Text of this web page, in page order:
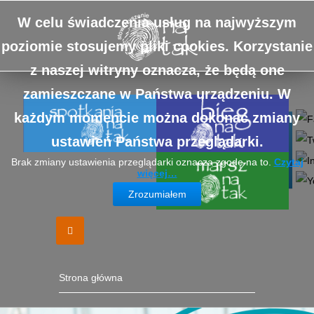
Strona główna
Connect
W celu świadczenia usług na najwyższym
poziomie stosujemy pliki cookies. Korzystanie
z naszej witryny oznacza, że będą one
zamieszczane w Państwa urządzeniu. W
każdym momencie można dokonać zmiany
ustawień Państwa przeglądarki.
Brak zmiany ustawienia przeglądarki oznacza zgodę na to. Czytaj
więcej…
Zrozumiałem